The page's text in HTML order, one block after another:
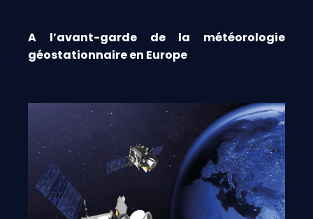
A l’avant-garde de la météorologie
géostationnaire en Europe